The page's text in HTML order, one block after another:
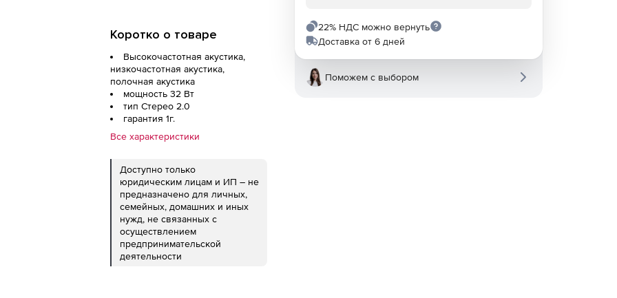
Коротко о товаре
Высокочастотная акустика,
низкочастотная акустика,
полочная акустика
мощность 32 Вт
тип Стерео 2.0
гарантия 1г.
Все характеристики
Доступно только
юридическим лицам и ИП – не
предназначено для личных,
семейных, домашних и иных
нужд, не связанных с
осуществлением
предпринимательской
деятельности
22% НДС можно вернуть
Доставка от 6 дней
Поможем с выбором